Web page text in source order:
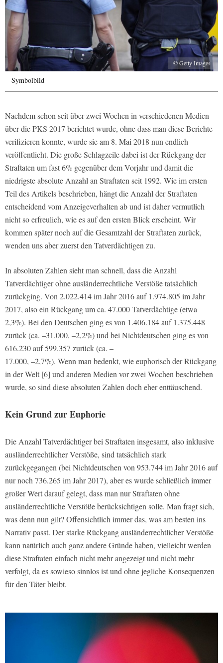
© Getty Images
Symbolbild
Nachdem schon seit über zwei Wochen in verschiedenen Medien
über die PKS 2017 berichtet wurde, ohne dass man diese Berichte
verifizieren konnte, wurde sie am 8. Mai 2018 nun endlich
veröffentlicht. Die große Schlagzeile dabei ist der Rückgang der
Straftaten um fast 6% gegenüber dem Vorjahr und damit die
niedrigste absolute Anzahl an Straftaten seit 1992. Wie im ersten
Teil des Artikels beschrieben, hängt die Anzahl der Straftaten
entscheidend vom Anzeigeverhalten ab und ist daher vermutlich
nicht so erfreulich, wie es auf den ersten Blick erscheint. Wir
kommen später noch auf die Gesamtzahl der Straftaten zurück,
wenden uns aber zuerst den Tatverdächtigen zu.
In absoluten Zahlen sieht man schnell, dass die Anzahl
Tatverdächtiger ohne ausländerrechtliche Verstöße tatsächlich
zurückging. Von 2.022.414 im Jahr 2016 auf 1.974.805 im Jahr
2017, also ein Rückgang um ca. 47.000 Tatverdächtige (etwa
2,3%). Bei den Deutschen ging es von 1.406.184 auf 1.375.448
zurück (ca. –31.000, –2,2%) und bei Nichtdeutschen ging es von
616.230 auf 599.357 zurück (ca. –
17.000, –2,7%). Wenn man bedenkt, wie euphorisch der Rückgang
in der Welt [6] und anderen Medien vor zwei Wochen beschrieben
wurde, so sind diese absoluten Zahlen doch eher enttäuschend.
Kein Grund zur Euphorie
Die Anzahl Tatverdächtiger bei Straftaten insgesamt, also inklusive
ausländerrechtlicher Verstöße, sind tatsächlich stark
zurückgegangen (bei Nichtdeutschen von 953.744 im Jahr 2016 auf
nur noch 736.265 im Jahr 2017), aber es wurde schließlich immer
großer Wert darauf gelegt, dass man nur Straftaten ohne
ausländerrechtliche Verstöße berücksichtigen solle. Man fragt sich,
was denn nun gilt? Offensichtlich immer das, was am besten ins
Narrativ passt. Der starke Rückgang ausländerrechtlicher Verstöße
kann natürlich auch ganz andere Gründe haben, vielleicht werden
diese Straftaten einfach nicht mehr angezeigt und nicht mehr
verfolgt, da es sowieso sinnlos ist und ohne jegliche Konsequenzen
für den Täter bleibt.